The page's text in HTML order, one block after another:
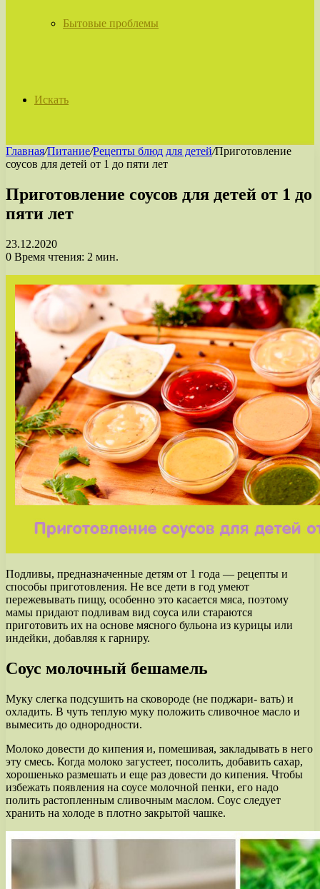
Бытовые проблемы
Искать
Главная/Питание/Рецепты блюд для детей/Приготовление
соусов для детей от 1 до пяти лет
Приготовление соусов для детей от 1 до
пяти лет
23.12.2020
0 Время чтения: 2 мин.
Подливы, предназначенные детям от 1 года — рецепты и
способы приготовления. Не все дети в год умеют
пережевывать пищу, особенно это касается мяса, поэтому
мамы придают подливам вид соуса или стараются
приготовить их на основе мясного бульона из курицы или
индейки, добавляя к гарниру.
Соус молочный бешамель
Муку слегка подсушить на сковороде (не поджари- вать) и
охладить. В чуть теплую муку положить сливочное масло и
вымесить до однородности.
Молоко довести до кипения и, помешивая, закладывать в него
эту смесь. Когда молоко загустеет, посолить, добавить сахар,
хорошенько размешать и еще раз довести до кипения. Чтобы
избежать появления на соусе молочной пенки, его надо
полить растопленным сливочным маслом. Соус следует
хранить на холоде в плотно закрытой чашке.